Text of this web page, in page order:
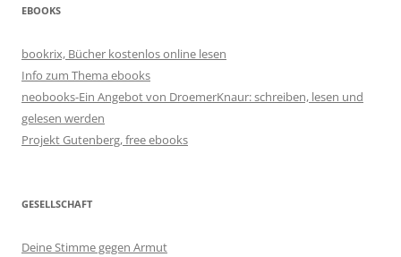
EBOOKS
bookrix, Bücher kostenlos online lesen
Info zum Thema ebooks
neobooks-Ein Angebot von DroemerKnaur: schreiben, lesen und
gelesen werden
Projekt Gutenberg, free ebooks
GESELLSCHAFT
Deine Stimme gegen Armut